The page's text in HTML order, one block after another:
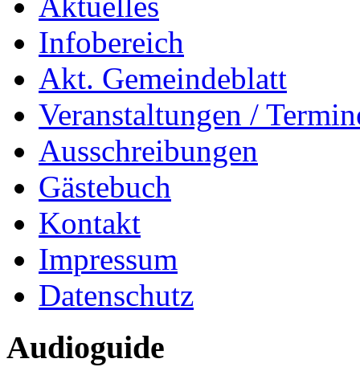
Infobereich
Akt. Gemeindeblatt
Veranstaltungen /
Ausschreibungen
Gästebuch
Kontakt
Impressum
Datenschutz
Audioguide